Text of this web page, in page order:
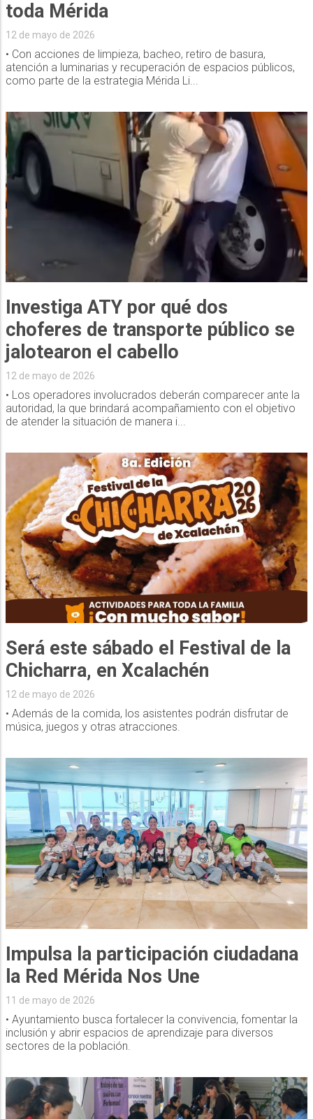
toda Mérida
12 de mayo de 2026
• Con acciones de limpieza, bacheo, retiro de basura,
atención a luminarias y recuperación de espacios públicos,
como parte de la estrategia Mérida Li...
Investiga ATY por qué dos
choferes de transporte público se
jalotearon el cabello
12 de mayo de 2026
• Los operadores involucrados deberán comparecer ante la
autoridad, la que brindará acompañamiento con el objetivo
de atender la situación de manera i...
Será este sábado el Festival de la
Chicharra, en Xcalachén
12 de mayo de 2026
• Además de la comida, los asistentes podrán disfrutar de
música, juegos y otras atracciones.
Impulsa la participación ciudadana
la Red Mérida Nos Une
11 de mayo de 2026
• Ayuntamiento busca fortalecer la convivencia, fomentar la
inclusión y abrir espacios de aprendizaje para diversos
sectores de la población.